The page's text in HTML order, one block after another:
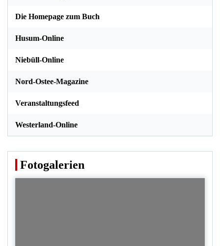
Die Homepage zum Buch
Husum-Online
Niebüll-Online
Nord-Ostee-Magazine
Veranstaltungsfeed
Westerland-Online
Fotogalerien